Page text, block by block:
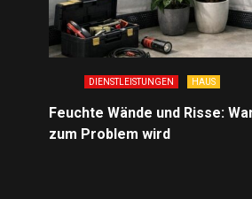
DIENSTLEISTUNGEN HAUS
Feuchte Wände und Risse:
zum Problem wird